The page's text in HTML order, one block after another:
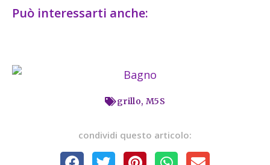
Può interessarti anche:
grillo, M5S
condividi questo articolo: